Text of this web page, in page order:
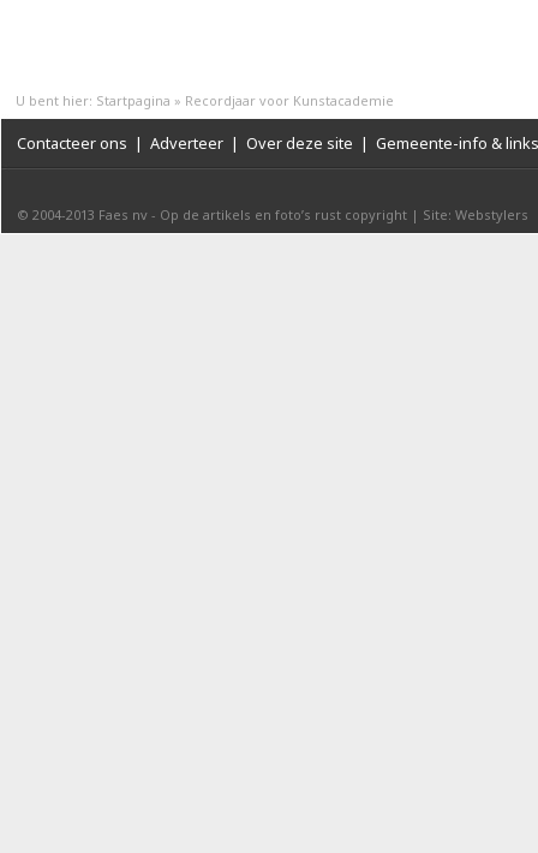
U bent hier: Startpagina » Recordjaar voor Kunstacademie
Contacteer ons | Adverteer | Over deze site | Gemeente-info & links
© 2004-2013 Faes nv - Op de artikels en foto’s rust copyright | Site: Webstylers